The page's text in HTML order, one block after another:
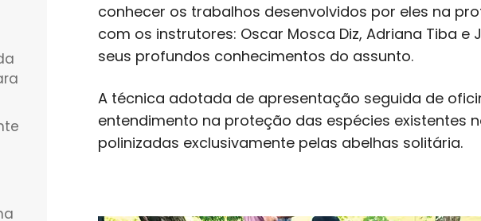
conhecer os trabalhos desenvolvidos por eles na
com os instrutores: Oscar Mosca Diz, Adriana Tiba
seus profundos conhecimentos do assunto.
A técnica adotada de apresentação seguida de
entendimento na proteção das espécies existentes
polinizadas exclusivamente pelas abelhas solitária.